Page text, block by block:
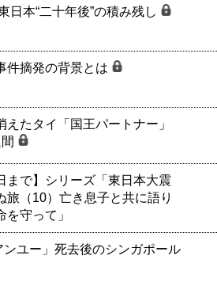
日本“二十年後”の積み残し
件摘発の背景とは
えたタイ「国王パートナー」
まで】シリーズ「東日本大震
旅（10）亡き息子と共に語り
守って」
ンユー」死去後のシンガポール